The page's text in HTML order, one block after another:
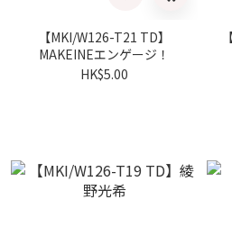
【MKI/W126-T21 TD】
MAKEINEエンゲージ！
HK$5.00